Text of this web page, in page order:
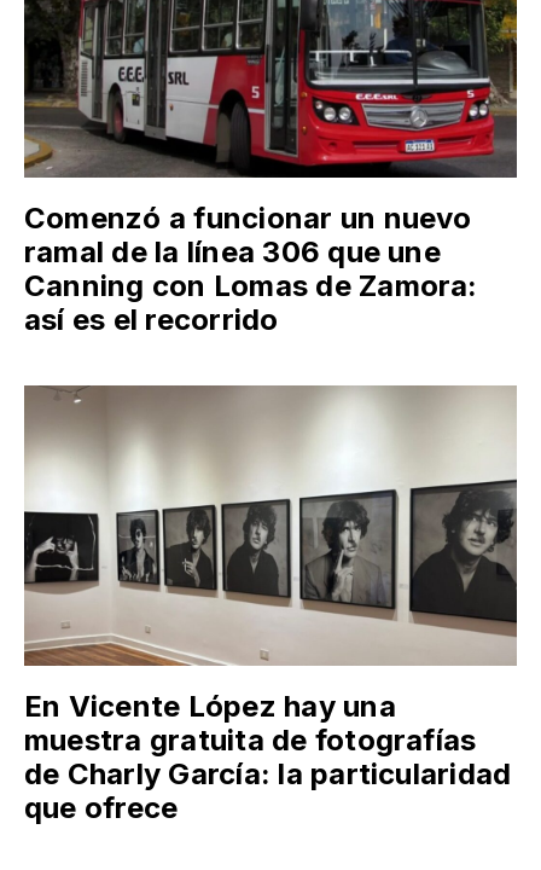
Comenzó a funcionar un nuevo
ramal de la línea 306 que une
Canning con Lomas de Zamora:
así es el recorrido
En Vicente López hay una
muestra gratuita de fotografías
de Charly García: la particularidad
que ofrece